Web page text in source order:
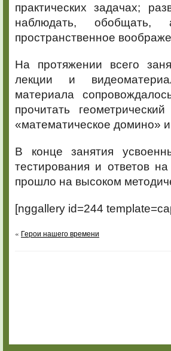
практических задачах;
наблюдать, обобщать,
пространственное
На протяжении всего
лекции и
материала
прочитать
«математическое домино»
В конце занятия
тестирования и ответов
прошло на высоком
[nggallery id=244
« Герои нашего времени